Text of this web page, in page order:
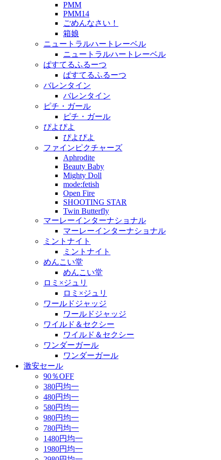
PMM
PMM14
ごめんなさい！
箱娘
ニュートラルハートレーベル
ニュートラルハートレーベル
ぱすてるふるーつ
ぱすてるふるーつ
バレンタイン
バレンタイン
ピチ・ガール
ピチ・ガール
ぴよぴよ
ぴよぴよ
ファインピクチャーズ
Aphrodite
Beauty Baby
Mighty Doll
mode:fetish
Open Fire
SHOOTING STAR
Twin Butterfly
マーレーインターナショナル
マーレーインターナショナル
ミントナイト
ミントナイト
めんこい堂
めんこい堂
ロミ×ジュリ
ロミ×ジュリ
ワールドジャッジ
ワールドジャッジ
ワイルド＆セクシー
ワイルド＆セクシー
ワンダーガール
ワンダーガール
激安セール
90％OFF
380円均一
480円均一
580円均一
980円均一
780円均一
1480円均一
1980円均一